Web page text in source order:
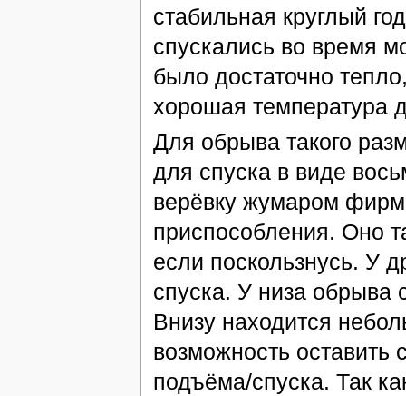
стабильная круглый
спускались во время
было достаточно
хорошая температура
Для обрыва такого
для спуска в виде
верёвку жумаром
приспособления. Оно
если поскользнусь. У
спуска. У низа обрыва
Внизу находится
возможность оставить
подъёма/спуска. Так